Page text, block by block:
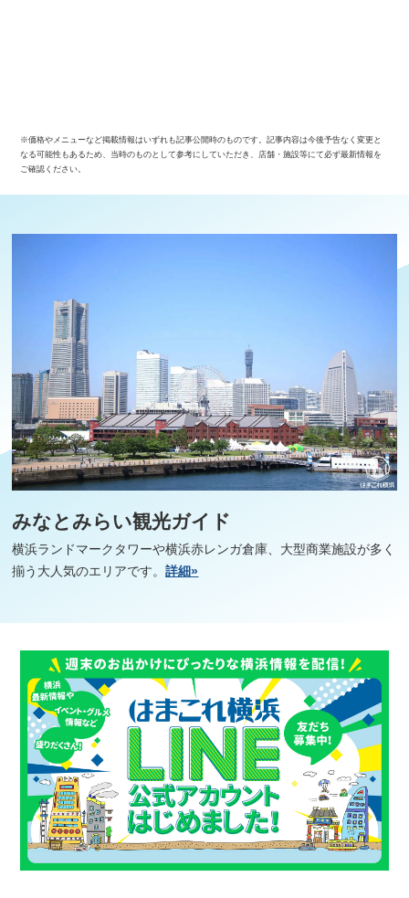
※価格やメニューなど掲載情報はいずれも記事公開時のものです。記事内容は今後予告なく変更と
なる可能性もあるため、当時のものとして参考にしていただき、店舗・施設等にて必ず最新情報を
ご確認ください。
みなとみらい観光ガイド
横浜ランドマークタワーや横浜赤レンガ倉庫、大型商業施設が多く
揃う大人気のエリアです。詳細»